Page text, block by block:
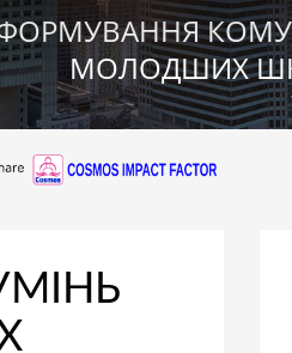
МОЛОДШИХ